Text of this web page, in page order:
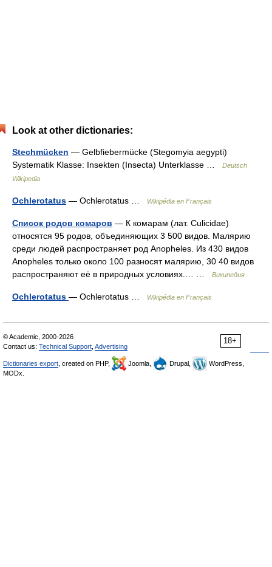
Look at other dictionaries:
Stechmücken — Gelbfiebermücke (Stegomyia aegypti)
Systematik Klasse: Insekten (Insecta) Unterklasse …
Deutsch
Wikipedia
Ochlerotatus — Ochlerotatus … Wikipédia en Français
Список родов комаров — К комарам (лат. Culicidae)
относятся 95 родов, объединяющих 3 500 видов. Малярию
среди людей распространяет род Anopheles. Из 430 видов
Anopheles только около 100 разносят малярию, 30 40 видов
распространяют её в природных условиях.… …
Википедия
Ochlerotatus — Ochlerotatus … Wikipédia en Français
18+
© Academic, 2000-2026
Contact us: Technical Support Advertising
Dictionaries export , created on PHP, Joomla, Drupal,
WordPress,
MODx.